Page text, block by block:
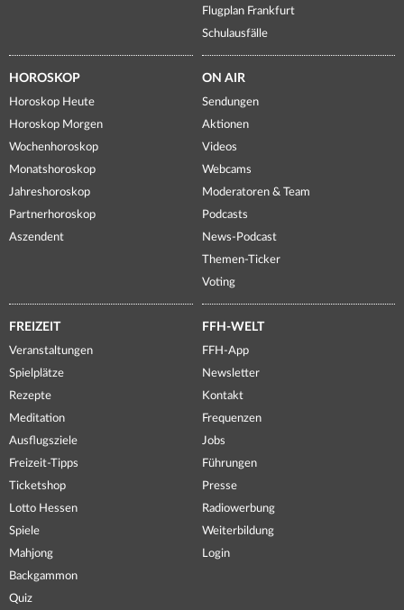
Flugplan Frankfurt
Schulausfälle
HOROSKOP
Horoskop Heute
Horoskop Morgen
Wochenhoroskop
Monatshoroskop
Jahreshoroskop
Partnerhoroskop
Aszendent
ON AIR
Sendungen
Aktionen
Videos
Webcams
Moderatoren & Team
Podcasts
News-Podcast
Themen-Ticker
Voting
FREIZEIT
Veranstaltungen
Spielplätze
Rezepte
Meditation
Ausflugsziele
Freizeit-Tipps
Ticketshop
Lotto Hessen
Spiele
Mahjong
Backgammon
Quiz
FFH-WELT
FFH-App
Newsletter
Kontakt
Frequenzen
Jobs
Führungen
Presse
Radiowerbung
Weiterbildung
Login